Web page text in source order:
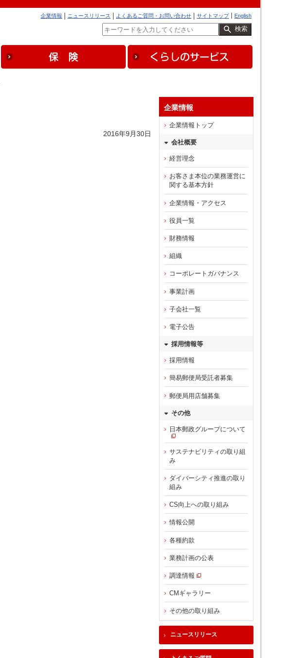
English
サイトマップ
よくあるご質問・お問い合わせ
ニュースリリース
企業情報
検索
2016年9月30日
企業情報
企業情報トップ
会社概要
経営理念
お客さま本位の業務運営に
関する基本方針
企業情報・アクセス
役員一覧
財務情報
組織
コーポレートガバナンス
事業計画
子会社一覧
電子公告
採用情報等
採用情報
簡易郵便局受託者募集
郵便局用店舗募集
その他
日本郵政グループについて
サステナビリティの取り組
み
ダイバーシティ推進の取り
組み
CS向上への取り組み
情報公開
各種約款
業務計画の公表
調達情報
CMギャラリー
その他の取り組み
ニュースリリース